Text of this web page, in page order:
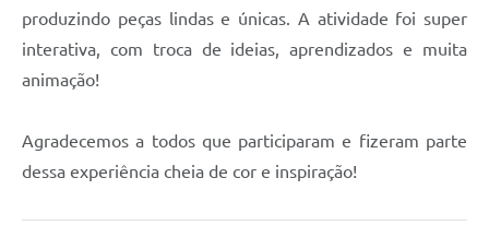
produzindo peças lindas e únicas. A atividade foi super
interativa, com troca de ideias, aprendizados e muita
animação!
Agradecemos a todos que participaram e fizeram parte
dessa experiência cheia de cor e inspiração!